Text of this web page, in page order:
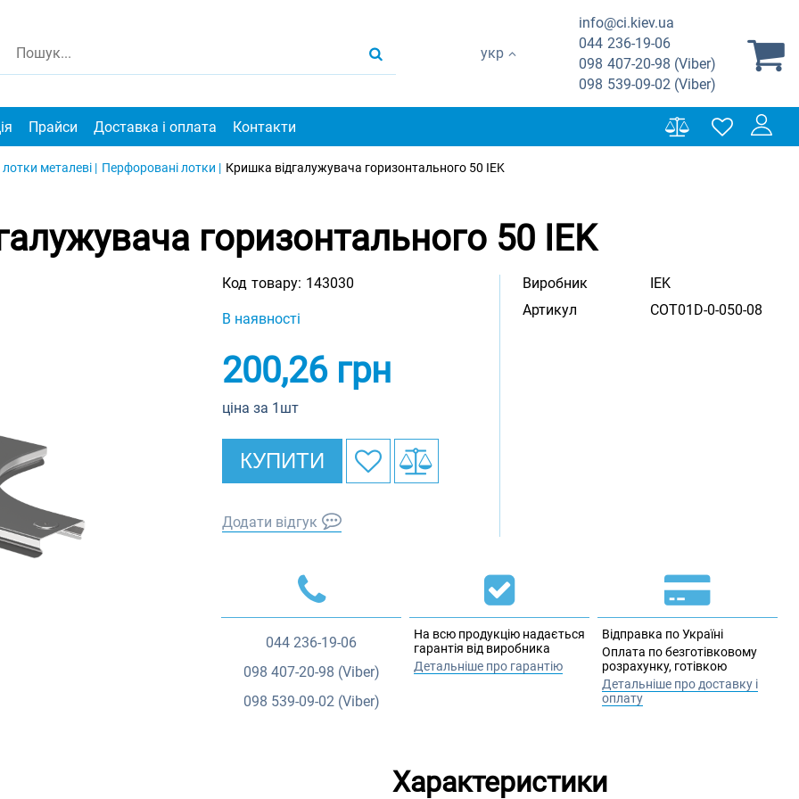
укр
info@ci.kiev.ua
044 236-19-06
098 407-20-98 (Viber)
098 539-09-02 (Viber)
Прайси Доставка і оплата Контакти
металеві | Перфоровані лотки | Кришка відгалужувача горизонтального 50 IEK
горизонтального 50 IEK
Код товару: 143030
В наявності
200,26грн
ціна за 1шт
КУПИТИ
Додати відгук
Виробник
IEK
Артикул
COT01D-0-050-08
044 236-19-06
098 407-20-98 (Viber)
098 539-09-02 (Viber)
На всю продукцію надається
гарантія від виробника
Детальніше про гарантію
Відправка по Україні
Оплата по безготівковому
розрахунку, готівкою
Детальніше про доставку і
оплату
Характеристики